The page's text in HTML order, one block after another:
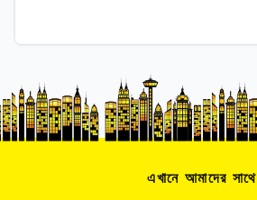
এখানে আমাদের সাথে